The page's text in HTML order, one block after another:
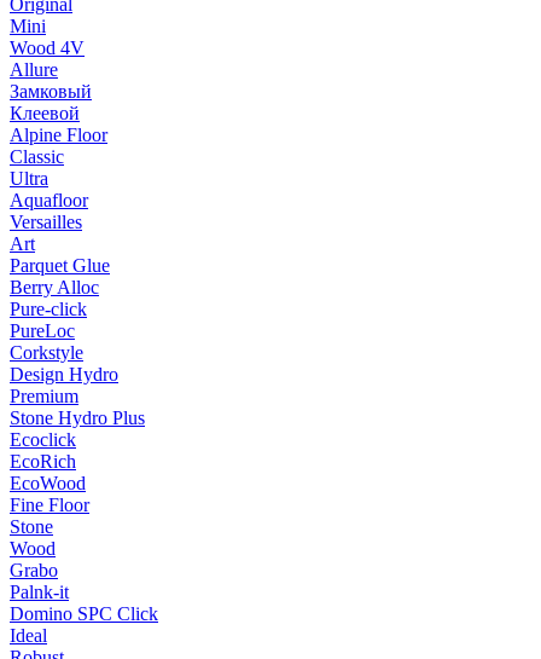
Original
Mini
Wood 4V
Allure
Замковый
Клеевой
Alpine Floor
Classic
Ultra
Aquafloor
Versailles
Art
Parquet Glue
Berry Alloc
Pure-click
PureLoc
Corkstyle
Design Hydro
Premium
Stone Hydro Plus
Ecoclick
EcoRich
EcoWood
Fine Floor
Stone
Wood
Grabo
Palnk-it
Domino SPC Click
Ideal